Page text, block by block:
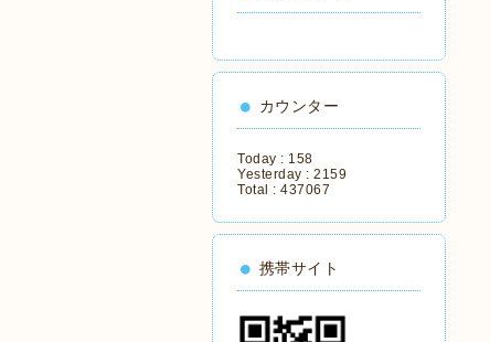
カウンター
Today : 158
Yesterday : 2159
Total : 437067
携帯サイト